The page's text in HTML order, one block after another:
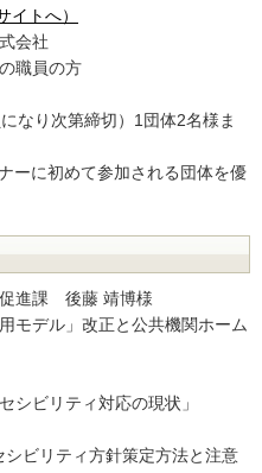
イトへ）
会社
職員の方
なり次第締切）1団体2名様ま
ーに初めて参加される団体を優
進課 後藤 靖博様
モデル」改正と公共機関ホーム
シビリティ対応の現状」
シビリティ方針策定方法と注意